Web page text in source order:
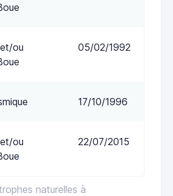
naturelles à
ou
05/02/1992
17/10/1996
ou
22/07/2015